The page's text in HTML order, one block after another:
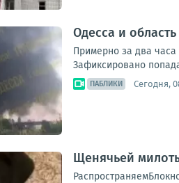
Одесса и
Примерно за два часа
Зафиксировано
ПАБЛИКИ Сегодня,
Щенячьей